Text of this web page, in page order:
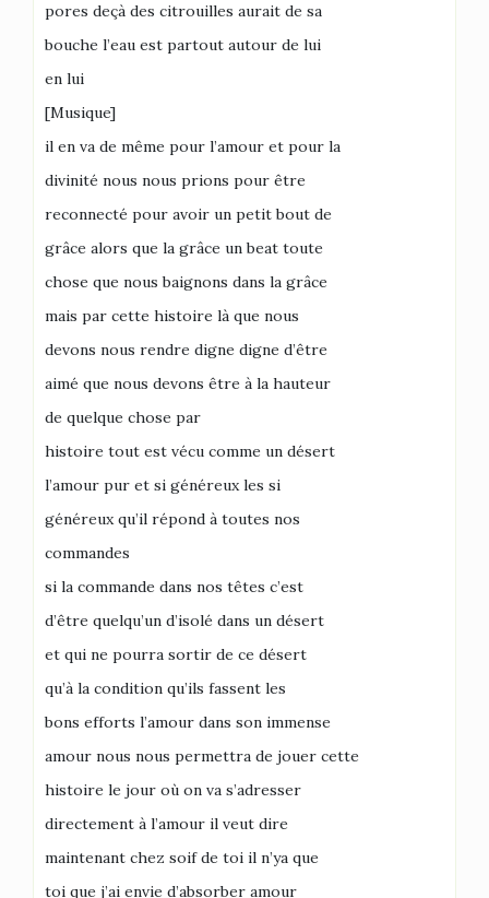
pores deçà des citrouilles aurait de sa
bouche l’eau est partout autour de lui
en lui
[Musique]
il en va de même pour l’amour et pour la
divinité nous nous prions pour être
reconnecté pour avoir un petit bout de
grâce alors que la grâce un beat toute
chose que nous baignons dans la grâce
mais par cette histoire là que nous
devons nous rendre digne digne d’être
aimé que nous devons être à la hauteur
de quelque chose par
histoire tout est vécu comme un désert
l’amour pur et si généreux les si
généreux qu’il répond à toutes nos
commandes
si la commande dans nos têtes c’est
d’être quelqu’un d’isolé dans un désert
et qui ne pourra sortir de ce désert
qu’à la condition qu’ils fassent les
bons efforts l’amour dans son immense
amour nous nous permettra de jouer cette
histoire le jour où on va s’adresser
directement à l’amour il veut dire
maintenant chez soif de toi il n’ya que
toi que j’ai envie d’absorber amour